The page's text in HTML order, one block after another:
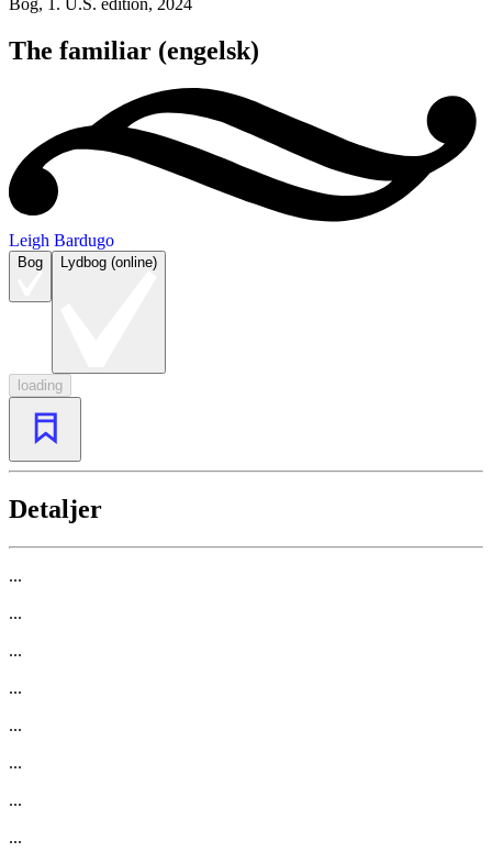
Bog, 1. U.S. edition, 2024
The familiar (engelsk)
Leigh Bardugo
Bog Lydbog (online)
loading
Detaljer
...
...
...
...
...
...
...
...